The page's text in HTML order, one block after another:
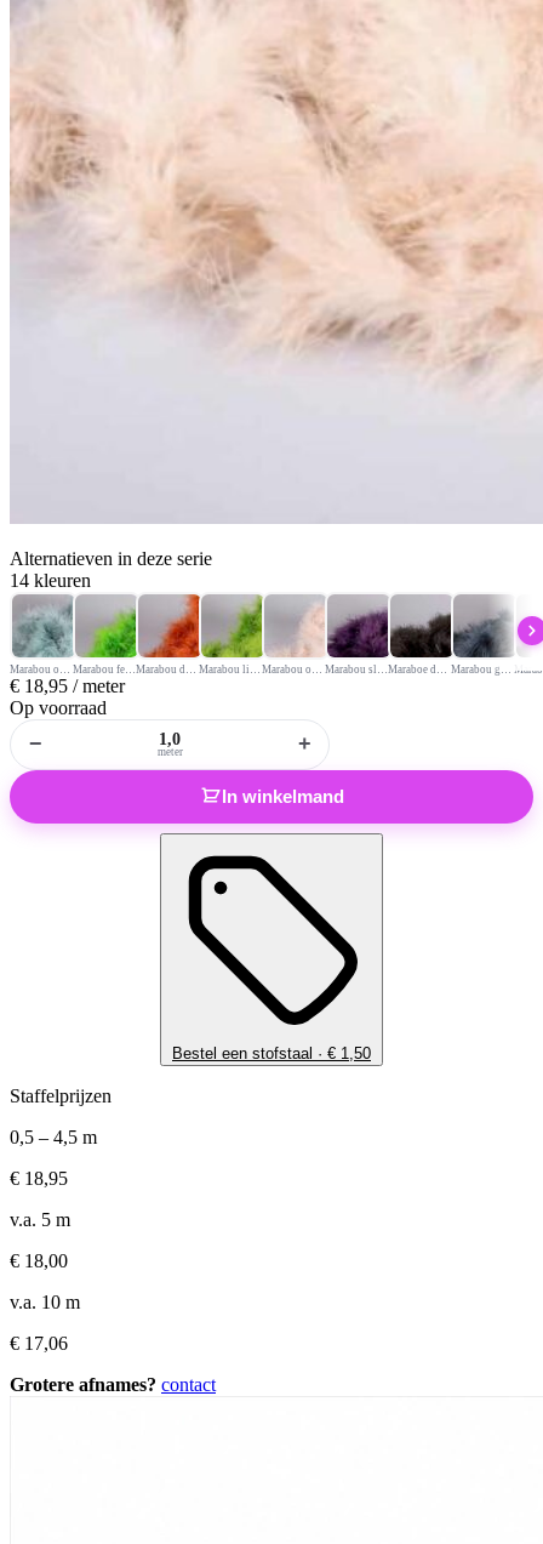
Alternatieven in deze serie
14 kleuren
€ 18,95 / meter
Op voorraad
− meter +
In winkelmand
Bestel een stofstaal · € 1,50
Staffelprijzen
0,5 – 4,5 m
€ 18,95
v.a. 5 m
€ 18,00
v.a. 10 m
€ 17,06
Grotere afnames? contact